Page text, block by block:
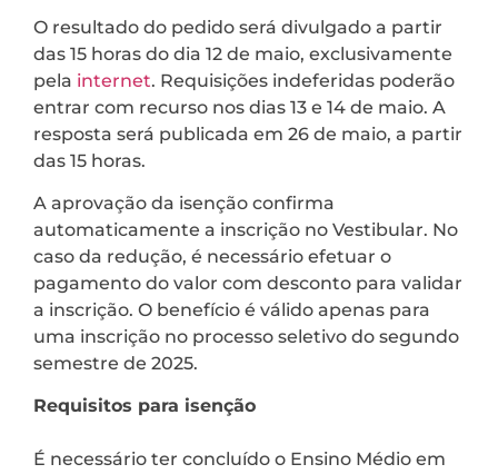
O resultado do pedido será divulgado a partir
das 15 horas do dia 12 de maio, exclusivamente
pela internet. Requisições indeferidas poderão
entrar com recurso nos dias 13 e 14 de maio. A
resposta será publicada em 26 de maio, a partir
das 15 horas.
A aprovação da isenção confirma
automaticamente a inscrição no Vestibular. No
caso da redução, é necessário efetuar o
pagamento do valor com desconto para validar
a inscrição. O benefício é válido apenas para
uma inscrição no processo seletivo do segundo
semestre de 2025.
Requisitos para isenção
É necessário ter concluído o Ensino Médio em